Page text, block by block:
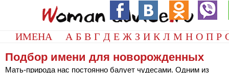
ИМЕНА А Б В Г Д Е Ж З И К Л М Н О П Р
Подбор имени для новорожденных
Мать-природа нас постоянно балует чудесами. Одним из